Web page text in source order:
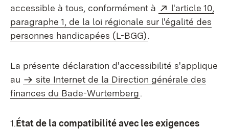
accessible à tous, conformément à
Externe:
l'article 10,
paragraphe 1, de la loi régionale sur l'égalité des
personnes handicapées (L-BGG).
La présente déclaration d'accessibilité s'applique
au
site Internet de la Direction générale des
finances du Bade-Wurtemberg.
1.État de la compatibilité avec les exigences